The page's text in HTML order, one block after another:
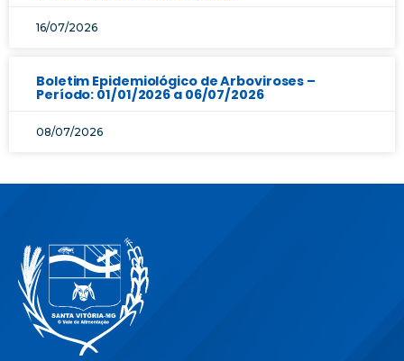
16/07/2026
Boletim Epidemiológico de Arboviroses –
Período: 01/01/2026 a 06/07/2026
08/07/2026